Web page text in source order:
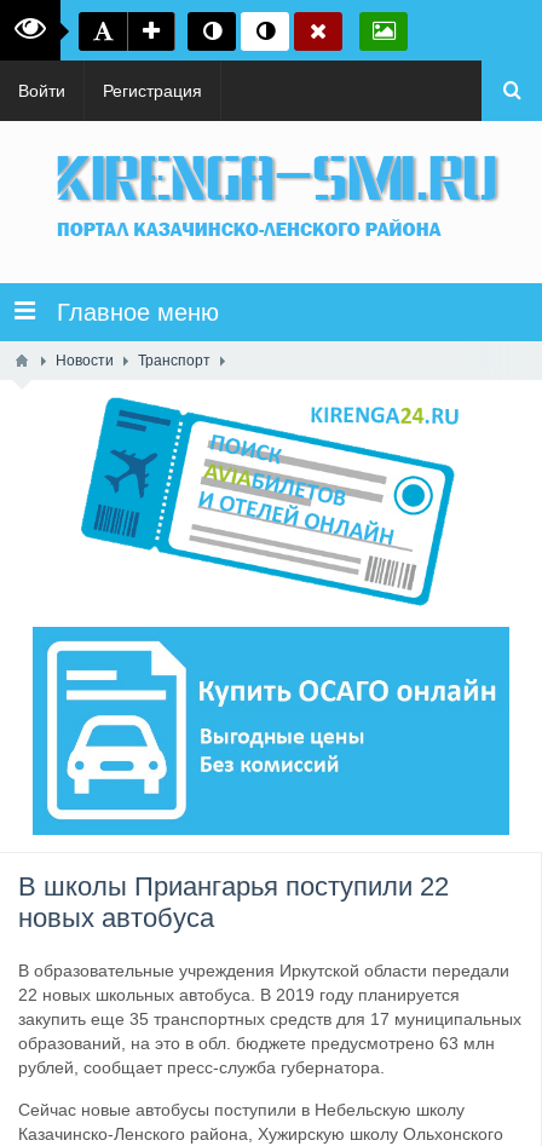
Войти Регистрация
Главное меню
Новости Транспорт
В школы Приангарья поступили 22
новых автобуса
В образовательные учреждения Иркутской области передали
22 новых школьных автобуса. В 2019 году планируется
закупить еще 35 транспортных средств для 17 муниципальных
образований, на это в обл. бюджете предусмотрено 63 млн
рублей, сообщает пресс-служба губернатора.
Сейчас новые автобусы поступили в Небельскую школу
Казачинско-Ленского района, Хужирскую школу Ольхонского